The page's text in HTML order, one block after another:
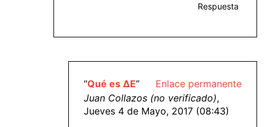
Respuesta
Enlace permanente
“Qué es ΔE”
Juan Collazos (no verificado),
Jueves 4 de Mayo, 2017 (08:43)